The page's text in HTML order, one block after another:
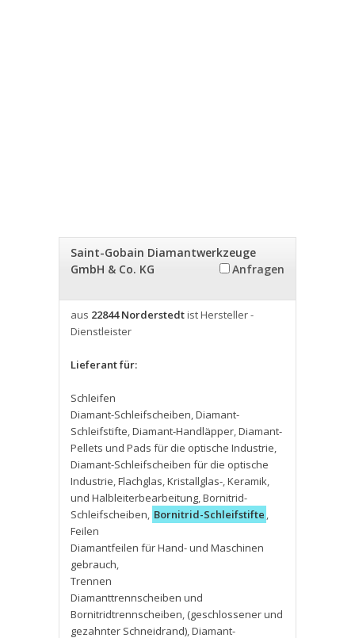
Saint-Gobain Diamantwerkzeuge
GmbH & Co. KG
Anfragen
aus 22844 Norderstedtist Hersteller -
Dienstleister
Lieferant für:
Schleifen
Diamant-Schleifscheiben,Diamant-
Schleifstifte,Diamant-Handläpper,Diamant-
Pellets und Pads für die optische Industrie,
Diamant-Schleifscheiben für die optische
Industrie,Flachglas,Kristallglas-,Keramik,
und Halbleiterbearbeitung,Bornitrid-
Schleifscheiben, Bornitrid-Schleifstifte ,
Feilen
Diamantfeilen für Hand- und Maschinen
gebrauch,
Trennen
Diamanttrennscheiben und
Bornitridtrennscheiben, (geschlossener und
gezahnter Schneidrand),Diamant-